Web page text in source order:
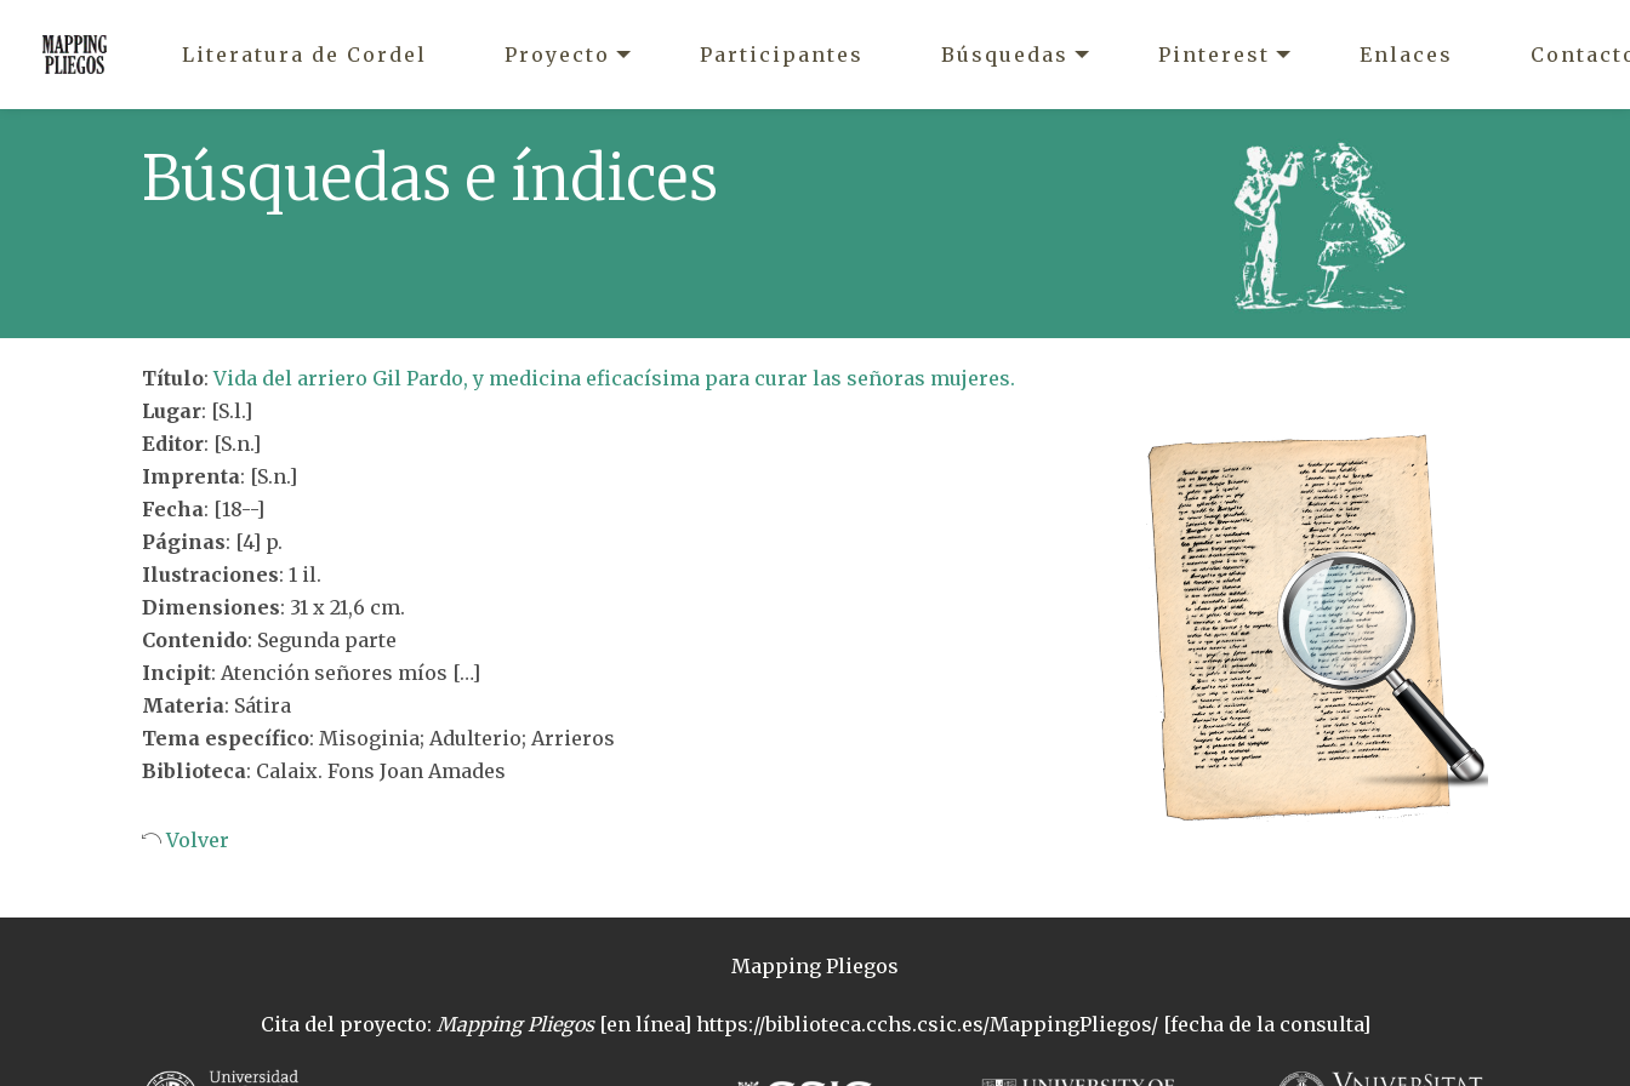
Literatura de Cordel Proyecto Participantes Búsquedas Pinterest Enlaces
Búsquedas e índices
Título:Vida del arriero Gil Pardo, y medicina eficacísima para curar las señoras mujeres.
Lugar: [S.l.]
Editor: [S.n.]
Imprenta: [S.n.]
Fecha: [18--]
Páginas: [4] p.
Ilustraciones: 1 il.
Dimensiones: 31 x 21,6 cm.
Contenido: Segunda parte
Incipit: Atención señores míos […]
Materia: Sátira
Tema específico: Misoginia; Adulterio; Arrieros
Biblioteca: Calaix. Fons Joan Amades
Volver
Mapping Pliegos
Cita del proyecto: Mapping Pliegos[en línea] https://biblioteca.cchs.csic.es/MappingPliegos/ [fecha de la consulta]